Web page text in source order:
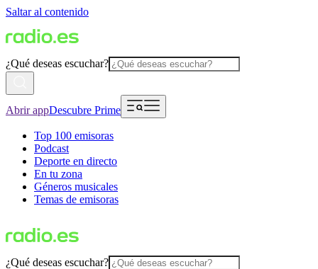
Saltar al contenido
¿Qué deseas escuchar?
Abrir appDescubre Prime
Top 100 emisoras
Podcast
Deporte en directo
En tu zona
Géneros musicales
Temas de emisoras
¿Qué deseas escuchar?